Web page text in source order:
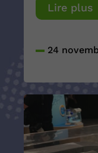
Lire plus
24